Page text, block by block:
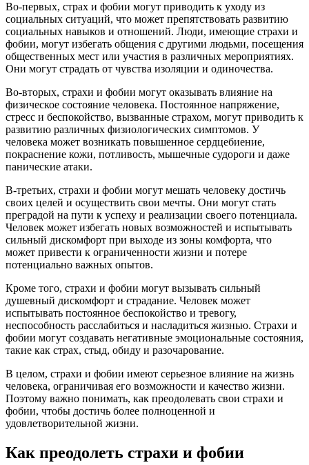
Во-первых, страх и фобии могут приводить к уходу из
социальных ситуаций, что может препятствовать развитию
социальных навыков и отношений. Люди, имеющие страхи и
фобии, могут избегать общения с другими людьми, посещения
общественных мест или участия в различных мероприятиях.
Они могут страдать от чувства изоляции и одиночества.
Во-вторых, страхи и фобии могут оказывать влияние на
физическое состояние человека. Постоянное напряжение,
стресс и беспокойство, вызванные страхом, могут приводить к
развитию различных физиологических симптомов. У
человека может возникать повышенное сердцебиение,
покраснение кожи, потливость, мышечные судороги и даже
панические атаки.
В-третьих, страхи и фобии могут мешать человеку достичь
своих целей и осуществить свои мечты. Они могут стать
преградой на пути к успеху и реализации своего потенциала.
Человек может избегать новых возможностей и испытывать
сильный дискомфорт при выходе из зоны комфорта, что
может привести к ограниченности жизни и потере
потенциально важных опытов.
Кроме того, страхи и фобии могут вызывать сильный
душевный дискомфорт и страдание. Человек может
испытывать постоянное беспокойство и тревогу,
неспособность расслабиться и насладиться жизнью. Страхи и
фобии могут создавать негативные эмоциональные состояния,
такие как страх, стыд, обиду и разочарование.
В целом, страхи и фобии имеют серьезное влияние на жизнь
человека, ограничивая его возможности и качество жизни.
Поэтому важно понимать, как преодолевать свои страхи и
фобии, чтобы достичь более полноценной и
удовлетворительной жизни.
Как преодолеть страхи и фобии